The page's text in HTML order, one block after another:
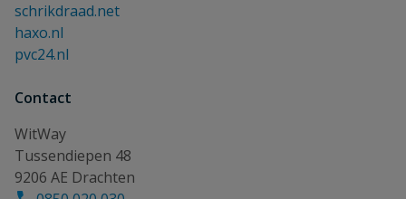
schrikdraad.net
haxo.nl
pvc24.nl
Contact
WitWay
Tussendiepen 48
9206 AE Drachten